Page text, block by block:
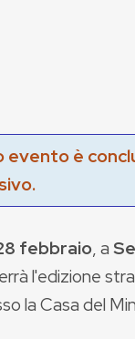
evento è
febbraio, a
l'edizione
la Casa del